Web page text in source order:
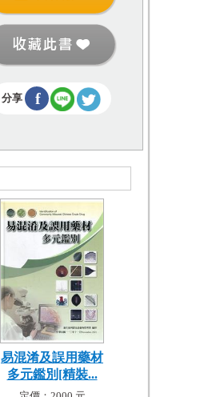
分享 f
易混淆及誤用藥材
多元鑑別[精裝...